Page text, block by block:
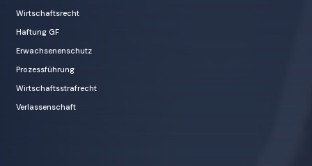
Wirtschaftsrecht
Haftung GF
Erwachsenenschutz
Prozessführung
Wirtschaftsstrafrecht
Verlassenschaft